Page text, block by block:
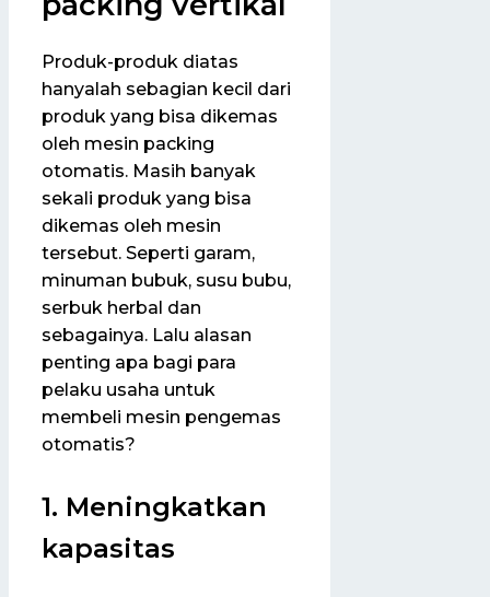
Produk-produk diatas
hanyalah sebagian kecil dari
produk yang bisa dikemas
oleh mesin packing
otomatis. Masih banyak
sekali produk yang bisa
dikemas oleh mesin
tersebut. Seperti garam,
minuman bubuk, susu bubu,
serbuk herbal dan
sebagainya. Lalu alasan
penting apa bagi para
pelaku usaha untuk
membeli mesin pengemas
otomatis?
1. Meningkatkan
kapasitas